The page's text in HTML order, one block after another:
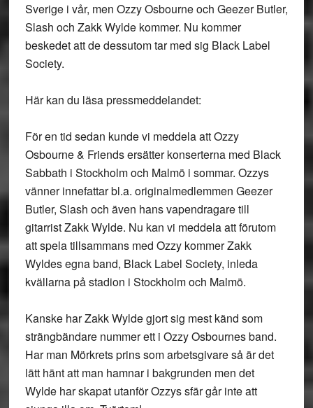
Sverige i vår, men Ozzy Osbourne och Geezer Butler,
Slash och Zakk Wylde kommer. Nu kommer
beskedet att de dessutom tar med sig Black Label
Society.
Här kan du läsa pressmeddelandet:
För en tid sedan kunde vi meddela att Ozzy
Osbourne & Friends ersätter konserterna med Black
Sabbath i Stockholm och Malmö i sommar. Ozzys
vänner innefattar bl.a. originalmedlemmen Geezer
Butler, Slash och även hans vapendragare till
gitarrist Zakk Wylde. Nu kan vi meddela att förutom
att spela tillsammans med Ozzy kommer Zakk
Wyldes egna band, Black Label Society, inleda
kvällarna på stadion i Stockholm och Malmö.
Kanske har Zakk Wylde gjort sig mest känd som
strängbändare nummer ett i Ozzy Osbournes band.
Har man Mörkrets prins som arbetsgivare så är det
lätt hänt att man hamnar i bakgrunden men det
Wylde har skapat utanför Ozzys sfär går inte att